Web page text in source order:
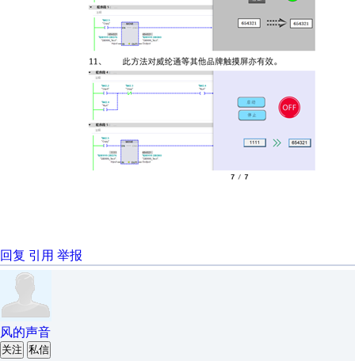
回复 引用 举报
风的声音
关注 私信